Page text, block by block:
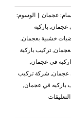
عجمان | الوسوم:
عجمان, باركيه
خشبية بعجمان,
, تركيب باركية
في عجمان,
عجمان, شركة تركيب
باركيه في عجمان,
التعليقاتعلى
تركيب